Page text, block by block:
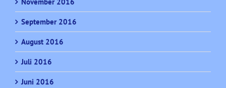
September 2016
August 2016
Juli 2016
Juni 2016